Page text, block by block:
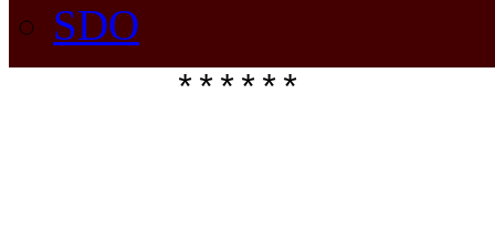
SDO
******